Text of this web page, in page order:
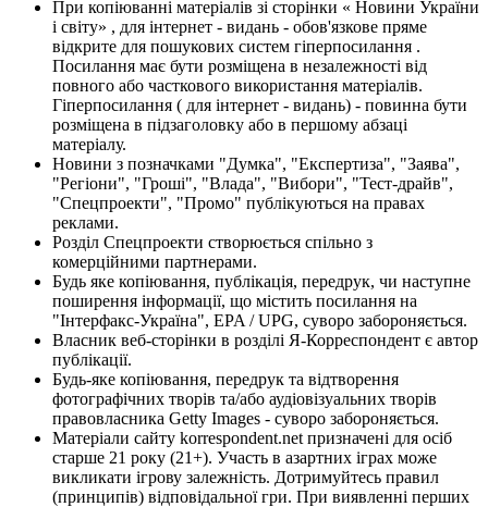
При копіюванні матеріалів зі сторінки « Новини України
і світу» , для інтернет - видань - обов'язкове пряме
відкрите для пошукових систем гіперпосилання .
Посилання має бути розміщена в незалежності від
повного або часткового використання матеріалів.
Гіперпосилання ( для інтернет - видань) - повинна бути
розміщена в підзаголовку або в першому абзаці
матеріалу.
Новини з позначками "Думка", "Експертиза", "Заява",
"Регіони", "Гроші", "Влада", "Вибори", "Тест-драйв",
"Спецпроекти", "Промо" публікуються на правах
реклами.
Розділ Спецпроекти створюється спільно з
комерційними партнерами.
Будь яке копіювання, публікація, передрук, чи наступне
поширення інформації, що містить посилання на
"Інтерфакс-Україна", EPA / UPG, суворо забороняється.
Власник веб-сторінки в розділі Я-Корреспондент є автор
публікації.
Будь-яке копіювання, передрук та відтворення
фотографічних творів та/або аудіовізуальних творів
правовласника Getty Images - суворо забороняється.
Матеріали сайту korrespondent.net призначені для осіб
старше 21 року (21+). Участь в азартних іграх може
викликати ігрову залежність. Дотримуйтесь правил
(принципів) відповідальної гри. При виявленні перших